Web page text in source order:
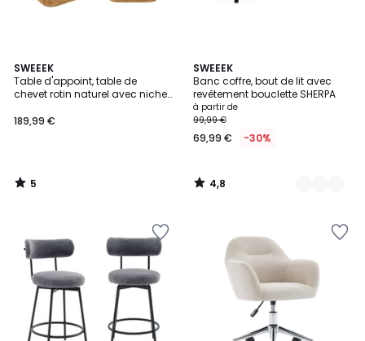
SWEEEK
Table d'appoint, table de
chevet rotin naturel avec niche
189,99 €
5
/
5
5
/
SWEEEK
Banc coffre, bout de lit avec
revêtement bouclette SHERPA
à partir de
99,99 €
69,99 € -30%
4,8
/ 5
4
Couleurs
4,8
/